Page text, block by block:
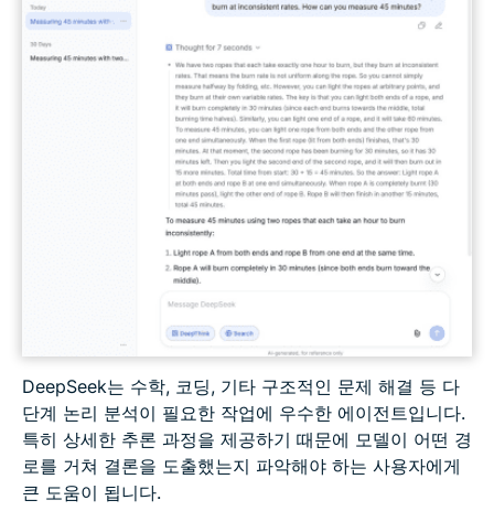
DeepSeek는 수학, 코딩, 기타 구조적인 문제 해결 등 다
단계 논리 분석이 필요한 작업에 우수한 에이전트입니다.
특히 상세한 추론 과정을 제공하기 때문에 모델이 어떤 경
로를 거쳐 결론을 도출했는지 파악해야 하는 사용자에게
큰 도움이 됩니다.